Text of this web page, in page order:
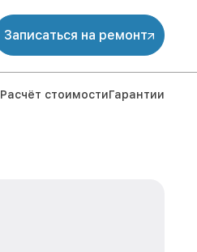
Записаться на ремонт
Расчёт стоимостиГарантии